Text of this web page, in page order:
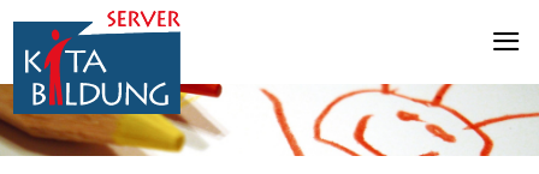
Zum Inhalt springen
Zur Navigation springen
Zum Fußbereich springen